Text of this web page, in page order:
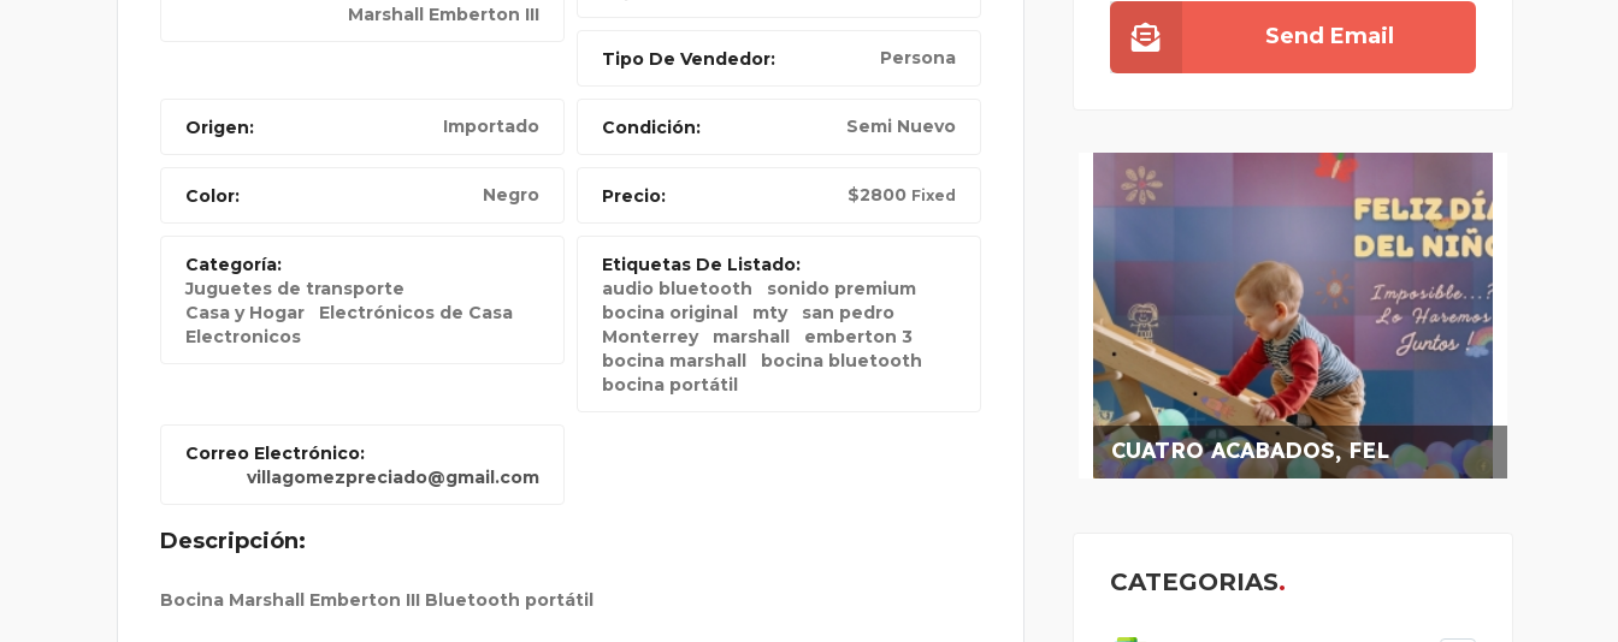
Marshall Emberton III
Tipo De Vendedor: Persona
Origen: Importado Condición: Semi Nuevo
Color: Negro Precio: $2800 Fixed
Categoría:
Juguetes de transporte
Casa y Hogar
Electrónicos de Casa
Electronicos
Etiquetas De Listado:
audio bluetooth
sonido premium
bocina original
mty
san pedro
Monterrey
marshall
emberton 3
bocina marshall
bocina bluetooth
bocina portátil
Correo Electrónico:
villagomezpreciado@gmail.com
Descripción:
Bocina Marshall Emberton III Bluetooth portátil
Send Email
CUATRO ACABADOS: LA CUATRO ACABADOS̷
CATEGORIAS